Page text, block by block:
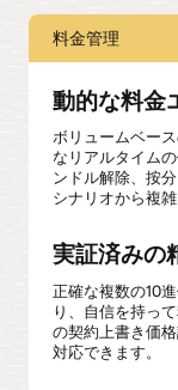
料金管理
動的な料金
ボリュームベー
なリアルタイム
ンドル解除、按
シナリオから複
実証済みの
正確な複数の10
り、自信を持っ
の契約上書き価
対応できます。